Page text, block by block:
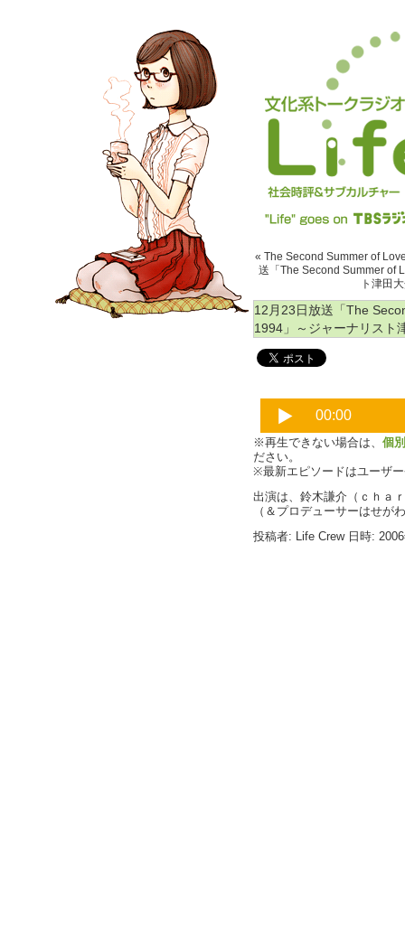
« The Second Summer of
送「The Second Summer of
ト津田
12月23日放送「The
1994」～ジャーナリス
※再生できない場合は、 個
ださい。
※最新エピソードはユーザ
出演は、鈴木謙介（ｃｈａ
（＆プロデューサーはせが
投稿者: Life Crew 日時: